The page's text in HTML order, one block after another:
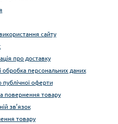
сайту
про доставку
обробка персональних даних
публічної оферти
повернення товару
зв’язок
товару